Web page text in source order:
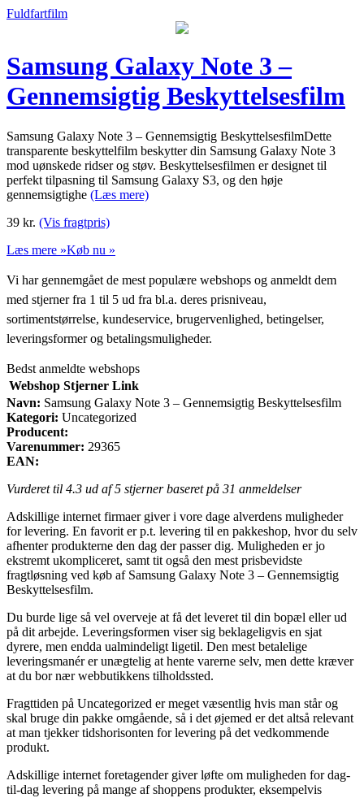
Fuldfartfilm
Samsung Galaxy Note 3 –
Gennemsigtig Beskyttelsesfilm
Samsung Galaxy Note 3 – Gennemsigtig BeskyttelsesfilmDette
transparente beskyttelfilm beskytter din Samsung Galaxy Note 3
mod uønskede ridser og støv. Beskyttelsesfilmen er designet til
perfekt tilpasning til Samsung Galaxy S3, og den høje
gennemsigtighe (Læs mere)
39 kr. (Vis fragtpris)
Læs mere »Køb nu »
Vi har gennemgået de mest populære webshops og anmeldt dem
med stjerner fra 1 til 5 ud fra bl.a. deres prisniveau,
sortimentstørrelse, kundeservice, brugervenlighed, betingelser,
leveringsformer og betalingsmuligheder.
Bedst anmeldte webshops
Webshop Stjerner Link
Navn: Samsung Galaxy Note 3 – Gennemsigtig Beskyttelsesfilm
Kategori: Uncategorized
Producent:
Varenummer: 29365
EAN:
Vurderet til 4.3 ud af 5 stjerner baseret på 31 anmeldelser
Adskillige internet firmaer giver i vore dage alverdens muligheder
for levering. En favorit er p.t. levering til en pakkeshop, hvor du selv
afhenter produkterne den dag der passer dig. Muligheden er jo
ekstremt ukompliceret, samt tit også den mest prisbevidste
fragtløsning ved køb af Samsung Galaxy Note 3 – Gennemsigtig
Beskyttelsesfilm.
Du burde lige så vel overveje at få det leveret til din bopæl eller ud
på dit arbejde. Leveringsformen viser sig beklageligvis en sjat
dyrere, men endda ualmindeligt ligetil. Den mest betalelige
leveringsmanér er unægtelig at hente varerne selv, men dette kræver
at du bor nær webbutikkens tilholdssted.
Fragttiden på Uncategorized er meget væsentlig hvis man står og
skal bruge din pakke omgående, så i det øjemed er det altså relevant
at man tjekker tidshorisonten for levering på det vedkommende
produkt.
Adskillige internet foretagender giver løfte om muligheden for dag-
til-dag levering på mange af shoppens produkter, eksempelvis